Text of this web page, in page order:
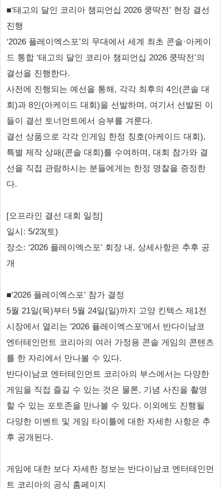
■‘태고의 달인 코리아 챔피언십 2026 쿵딱전’ 현장 결선
진행
‘2026 플레이엑스포’의 무대에서 세계 최초 콘솔·아케이
드 통합 ‘태고의 달인 코리아 챔피언십 2026 쿵딱전’의
결선을 진행한다.
사전에 진행되는 예선을 통해, 각각 최후의 4인(콘솔 대
회)과 8인(아케이드 대회)을 선발하며, 여기서 선발된 이
들이 결선 토너먼트에서 승부를 겨룬다.
결선 상품으로 각각 인게임 한정 칭호(아케이드 대회),
특별 제작 상패(콘솔 대회)를 수여하며, 대회 참가와 결
선을 직접 관람하시는 분들에게는 한정 명찰을 증정한
다.
[오프라인 결선 대회 일정]
일시: 5/23(토)
장소: ‘2026 플레이엑스포’ 회장 내, 상세사항은 추후 공
개
■‘2026 플레이엑스포’ 참가 결정
5월 21일(목)부터 5월 24일(일)까지 고양 킨텍스 제1전
시장에서 열리는 '2026 플레이엑스포'에서 반다이남코
엔터테인먼트 코리아의 여러 가정용 콘솔 게임의 콘텐츠
를 한 자리에서 만나볼 수 있다.
반다이남코 엔터테인먼트 코리아의 부스에서는 다양한
게임을 직접 즐길 수 있는 것은 물론, 기념 사진을 촬영
할 수 있는 포토존을 만나볼 수 있다. 이외에도 진행될
다양한 이벤트 및 게임 타이틀에 대한 자세한 사항은 추
후 공개된다.
게임에 대한 보다 자세한 정보는 반다이남코 엔터테인먼
트 코리아의 공식 홈페이지